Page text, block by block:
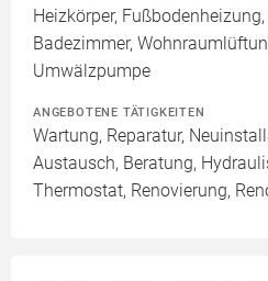
Heizkörper,
Badezimmer,
Umwälzpumpe
ANGEBOTENE TÄTIGKEITEN
Wartung, Reparatur,
Austausch, Beratung,
Thermostat, Renovierung,